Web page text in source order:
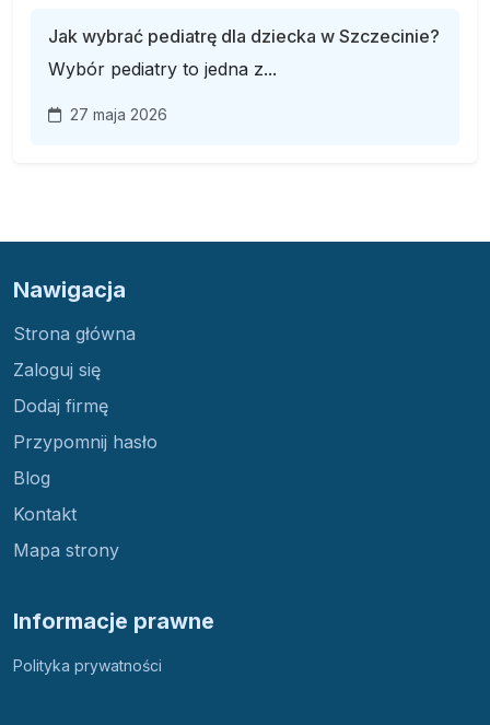
Jak wybrać pediatrę dla dziecka w Szczecinie?
Wybór pediatry to jedna z...
27 maja 2026
Nawigacja
Strona główna
Zaloguj się
Dodaj firmę
Przypomnij hasło
Blog
Kontakt
Mapa strony
Informacje prawne
Polityka prywatności